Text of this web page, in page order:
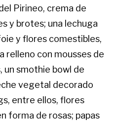
Pirineo, crema de
y brotes; una lechuga
y flores comestibles,
relleno con mousses de
smothie bowl de
vegetal decorado
entre ellos, flores
forma de rosas; papas